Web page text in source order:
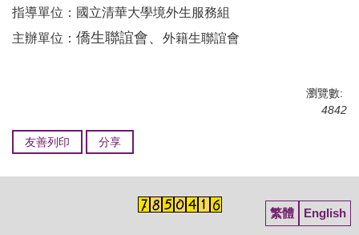
指導單位：國立清華大學境外生服務組
主辦單位： 僑生聯誼會、 外籍生聯誼會
瀏覽數:
4842
友善列印 分享
繁體 English